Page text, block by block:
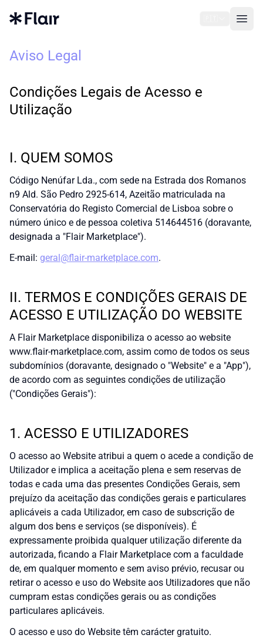
Aviso Legal
Condições Legais de Acesso e
Utilização
I. QUEM SOMOS
Código Nenúfar Lda., com sede na Estrada dos Romanos
n9 Ald. São Pedro 2925-614, Azeitão matriculada na
Conservatória do Registo Comercial de Lisboa sobre o
número único e de pessoa coletiva 514644516 (doravante,
designada a "Flair Marketplace").
E-mail: geral@flair-marketplace.com.
II. TERMOS E CONDIÇÕES GERAIS DE
ACESSO E UTILIZAÇÃO DO WEBSITE
A Flair Marketplace disponibiliza o acesso ao website
www.flair-marketplace.com, assim como de todos os seus
subdomínios (doravante, designado o "Website" e a "App"),
de acordo com as seguintes condições de utilização
("Condições Gerais"):
1. ACESSO E UTILIZADORES
O acesso ao Website atribui a quem o acede a condição de
Utilizador e implica a aceitação plena e sem reservas de
todas e cada uma das presentes Condições Gerais, sem
prejuízo da aceitação das condições gerais e particulares
aplicáveis a cada Utilizador, em caso de subscrição de
algum dos bens e serviços (se disponíveis). É
expressamente proibida qualquer utilização diferente da
autorizada, ficando a Flair Marketplace com a faculdade
de, em qualquer momento e sem aviso prévio, recusar ou
retirar o acesso e uso do Website aos Utilizadores que não
cumpram estas condições gerais ou as condições
particulares aplicáveis.
O acesso e uso do Website têm carácter gratuito.